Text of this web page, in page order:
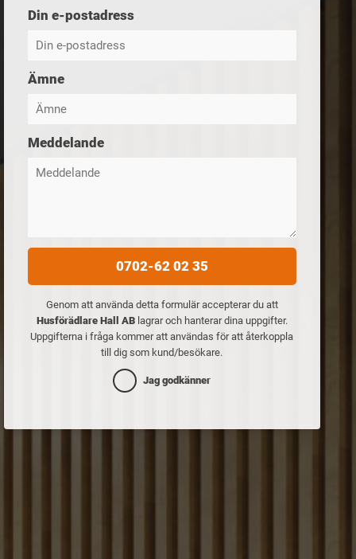
Din e-postadress
Ämne
Meddelande
0702-62 02 35
Genom att använda detta formulär accepterar du att
Husförädlare Hall AB lagrar och hanterar dina uppgifter.
Uppgifterna i fråga kommer att användas för att återkoppla
till dig som kund/besökare.
Jag godkänner